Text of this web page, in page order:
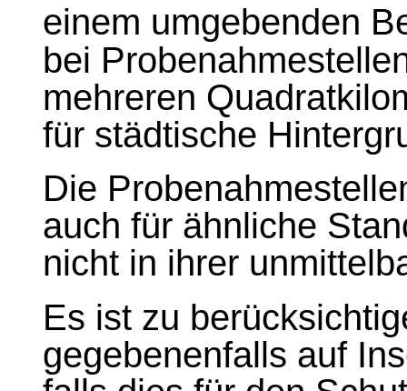
einem umgebenden
bei
mehreren
für städtische
Die
auch für ähnliche
nicht in ihrer
Es ist zu
gegebenenfalls auf